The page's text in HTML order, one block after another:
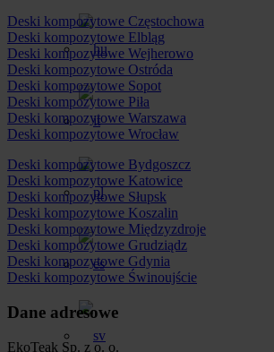
Deski kompozytowe Częstochowa
Deski kompozytowe Elbląg
Deski kompozytowe Wejherowo
Deski kompozytowe Ostróda
Deski kompozytowe Sopot
Deski kompozytowe Piła
Deski kompozytowe Warszawa
Deski kompozytowe Wrocław
Deski kompozytowe Bydgoszcz
Deski kompozytowe Katowice
Deski kompozytowe Słupsk
Deski kompozytowe Koszalin
Deski kompozytowe Międzyzdroje
Deski kompozytowe Grudziądz
Deski kompozytowe Gdynia
Deski kompozytowe Świnoujście
Dane adresowe
EkoTeak Sp. z o. o.